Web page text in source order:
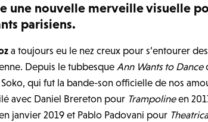
une nouvelle merveille visuelle
parisiens.
a toujours eu le nez creux pour s’entourer
Depuis le tubbesqueAnn Wants to Dance
qui fut la bande-son officielle de nos
avec Daniel Brereton pour Trampolineen
janvier 2019 et Pablo Padovani pour